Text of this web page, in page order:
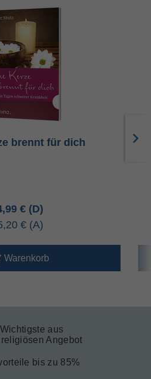
brennt für dich
€
€
Warenkorb
aus
Angebot
bis zu 85%